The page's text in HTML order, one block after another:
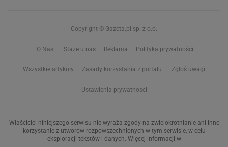
Copyright © Gazeta.pl sp. z o.o.
O Nas Staże u nas Reklama Polityka prywatności
Wszystkie artykuły Zasady korzystania z portalu Zgłoś uwagi
Ustawienia prywatności
Właściciel niniejszego serwisu nie wyraża zgody na zwielokrotnianie ani inne
korzystanie z utworów rozpowszechnionych w tym serwisie, w celu
eksploracji tekstów i danych. Więcej informacji w